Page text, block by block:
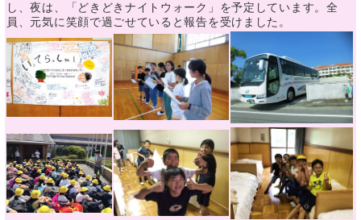
し、夜は、「どきどきナイトウォーク」を予定しています。全
員、元気に笑顔で過ごせていると報告を受けました。